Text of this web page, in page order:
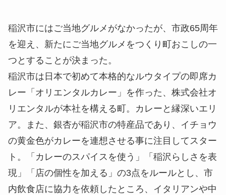
稲沢市にはご当地グルメがなかったが、市政65周年
を迎え、新たにご当地グルメをつくり町おこしの一
つとすることが決まった。
稲沢市は日本で初めて本格的なルウタイプの即席カ
レー「オリエンタルカレー」を作った、株式会社オ
リエンタルが本社を構える町。カレーと縁深いエリ
ア。また、銀杏が稲沢市の特産品であり、イチョウ
の黄金色がカレーを連想させる事に注目してスター
ト。「カレーのスパイスを使う」「稲沢らしさを表
現」「店の個性を加える」の3点をルールとし、市
内飲食店に協力を依頼したところ、イタリアンや中